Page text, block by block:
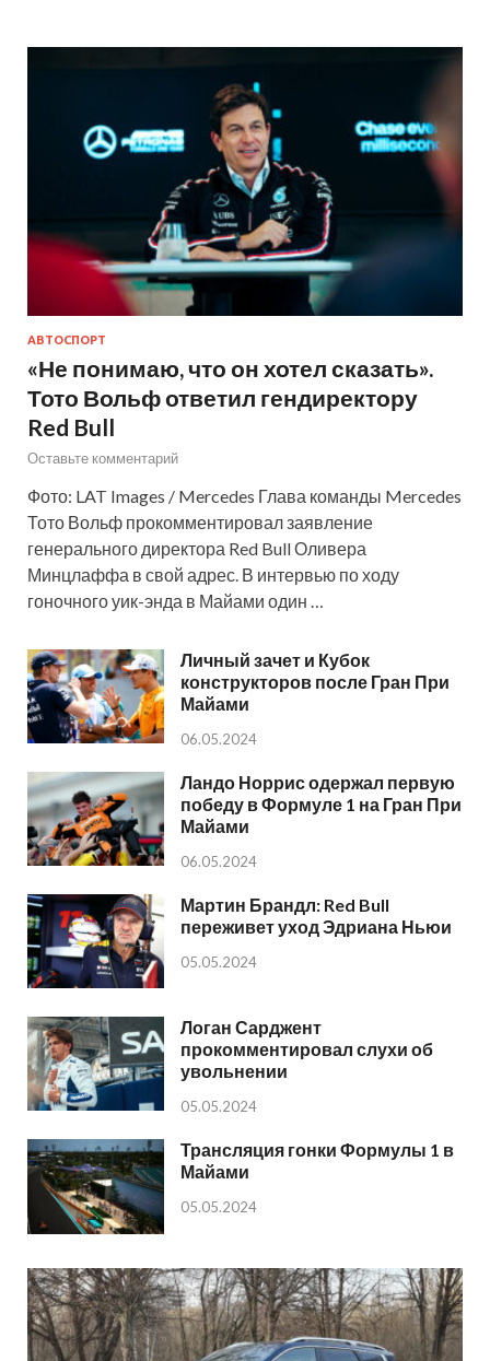
АВТОСПОРТ
«Не понимаю, что он хотел сказать».
Тото Вольф ответил гендиректору
Red Bull
Оставьте комментарий
Фото: LAT Images / Mercedes Глава команды Mercedes
Тото Вольф прокомментировал заявление
генерального директора Red Bull Оливера
Минцлаффа в свой адрес. В интервью по ходу
гоночного уик-энда в Майами один …
Личный зачет и Кубок
конструкторов после Гран При
Майами
06.05.2024
Ландо Норрис одержал первую
победу в Формуле 1 на Гран При
Майами
06.05.2024
Мартин Брандл: Red Bull
переживет уход Эдриана Ньюи
05.05.2024
Логан Сарджент
прокомментировал слухи об
увольнении
05.05.2024
Трансляция гонки Формулы 1 в
Майами
05.05.2024